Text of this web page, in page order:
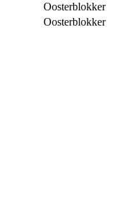
Oosterblokker
Oosterblokker